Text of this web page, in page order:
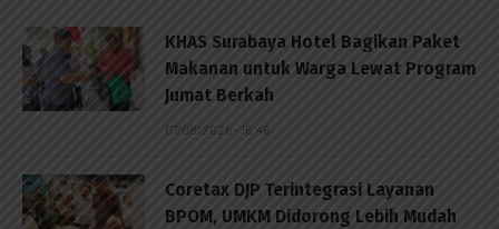
KHAS Surabaya Hotel Bagikan Paket
Makanan untuk Warga Lewat Program
Jumat Berkah
07/08/2026 - 16:46
Coretax DJP Terintegrasi Layanan
BPOM, UMKM Didorong Lebih Mudah